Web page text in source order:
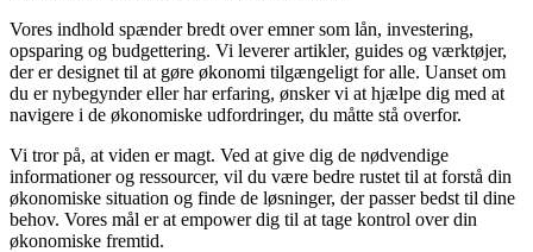
Vores indhold spænder bredt over emner som lån, investering,
opsparing og budgettering. Vi leverer artikler, guides og værktøjer,
der er designet til at gøre økonomi tilgængeligt for alle. Uanset om
du er nybegynder eller har erfaring, ønsker vi at hjælpe dig med at
navigere i de økonomiske udfordringer, du måtte stå overfor.
Vi tror på, at viden er magt. Ved at give dig de nødvendige
informationer og ressourcer, vil du være bedre rustet til at forstå din
økonomiske situation og finde de løsninger, der passer bedst til dine
behov. Vores mål er at empower dig til at tage kontrol over din
økonomiske fremtid.